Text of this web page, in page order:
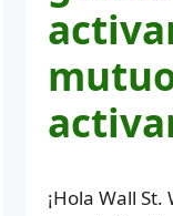
¡Hola Wall